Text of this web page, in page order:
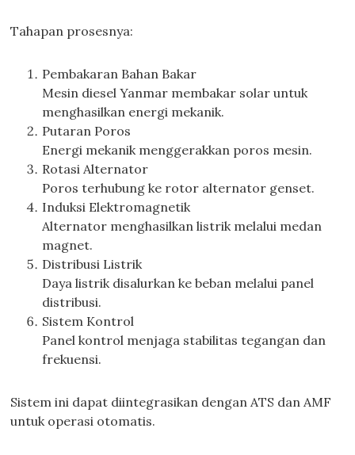
Tahapan prosesnya:
Pembakaran Bahan Bakar
Mesin diesel Yanmar membakar solar untuk
menghasilkan energi mekanik.
Putaran Poros
Energi mekanik menggerakkan poros mesin.
Rotasi Alternator
Poros terhubung ke rotor alternator genset.
Induksi Elektromagnetik
Alternator menghasilkan listrik melalui medan
magnet.
Distribusi Listrik
Daya listrik disalurkan ke beban melalui panel
distribusi.
Sistem Kontrol
Panel kontrol menjaga stabilitas tegangan dan
frekuensi.
Sistem ini dapat diintegrasikan dengan ATS dan AMF
untuk operasi otomatis.